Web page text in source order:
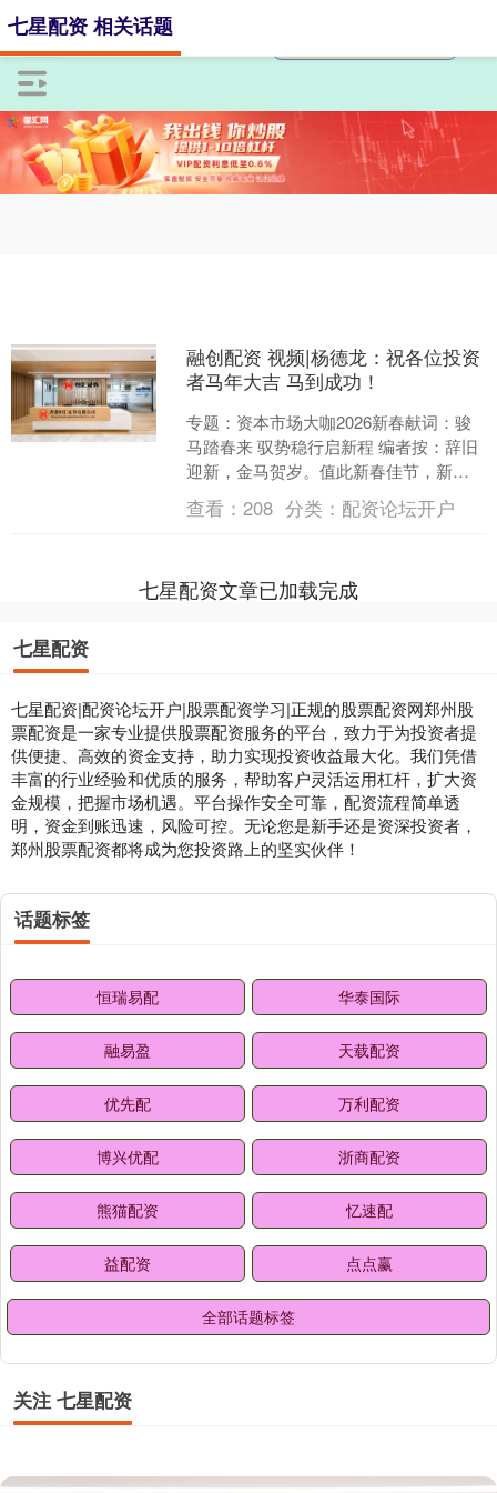
七星配资 相关话题
融创配资 视频|杨德龙：祝各位投资
者马年大吉 马到成功！
专题：资本市场大咖2026新春献词：骏
马踏春来 驭势稳行启新程 编者按：辞旧
迎新，金马贺岁。值此新春佳节，新浪
财经特邀公私募领域数十位领军人物，
通过镜头与文字，....
查看：208 分类： 配资论坛开户
七星配资文章已加载完成
七星配资
七星配资|配资论坛开户|股票配资学习|正规的股票配资网郑州股
票配资是一家专业提供股票配资服务的平台，致力于为投资者提
供便捷、高效的资金支持，助力实现投资收益最大化。我们凭借
丰富的行业经验和优质的服务，帮助客户灵活运用杠杆，扩大资
金规模，把握市场机遇。平台操作安全可靠，配资流程简单透
明，资金到账迅速，风险可控。无论您是新手还是资深投资者，
郑州股票配资都将成为您投资路上的坚实伙伴！
话题标签
恒瑞易配 华泰国际
融易盈 天载配资
优先配 万利配资
博兴优配 浙商配资
熊猫配资 忆速配
益配资 点点赢
全部话题标签
关注 七星配资